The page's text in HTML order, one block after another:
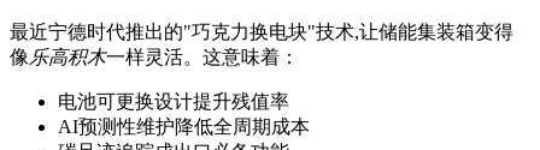
最近宁德时代推出的"巧克力换电块"技术,让储能集装箱变得
像乐高积木一样灵活。这意味着：
电池可更换设计提升残值率
AI预测性维护降低全周期成本